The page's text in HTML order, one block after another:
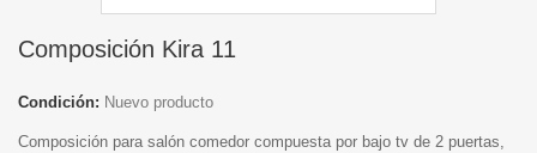
Composición Kira 11
Condición: Nuevo producto
Composición para salón comedor compuesta por bajo tv de 2 puertas,